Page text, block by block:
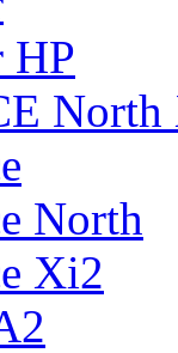
HP
North
Xi2